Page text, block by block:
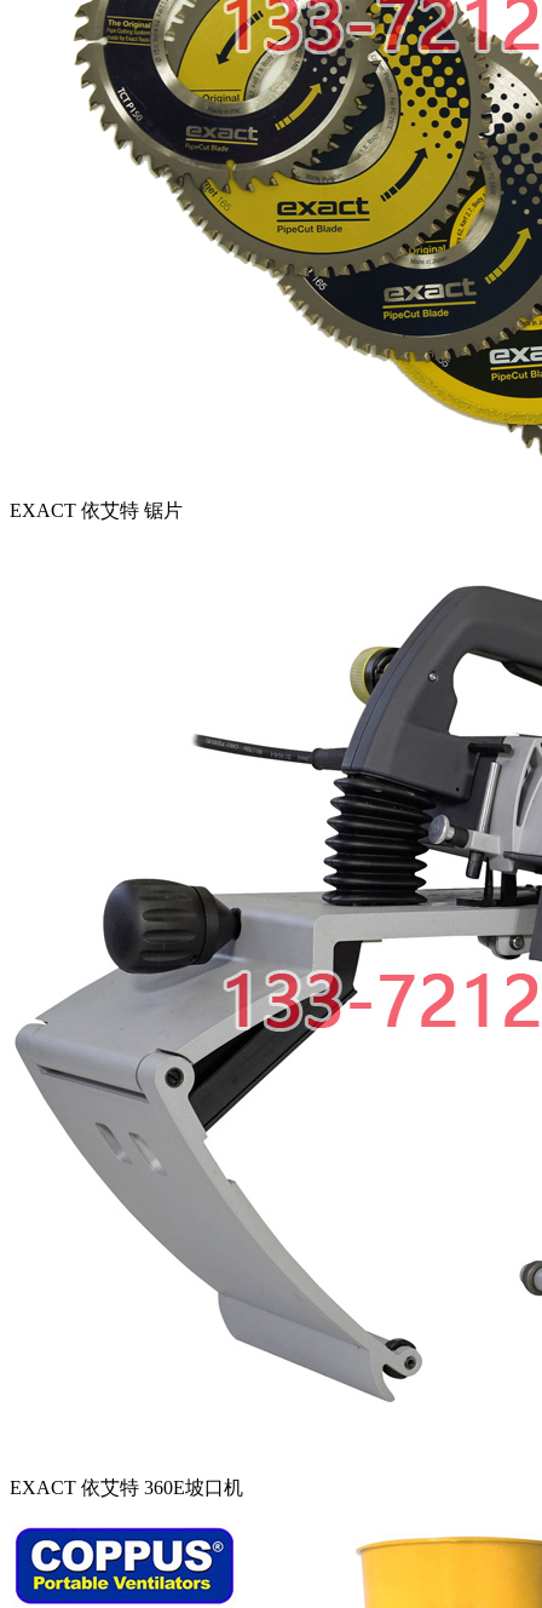
EXACT 依艾特 锯片
EXACT 依艾特 360E坡口机